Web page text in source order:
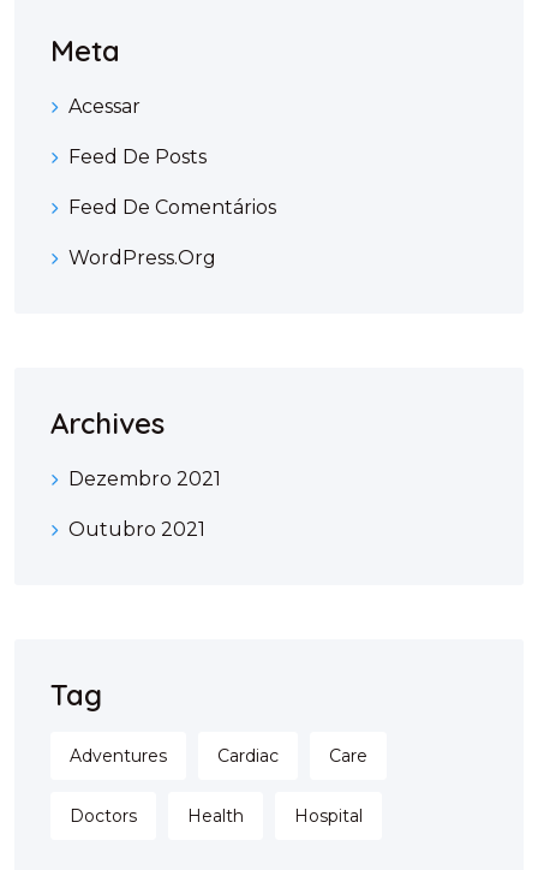
Meta
Acessar
Feed De Posts
Feed De Comentários
WordPress.org
Archives
Dezembro 2021
Outubro 2021
Tag
Adventures Cardiac Care
Doctors Health Hospital